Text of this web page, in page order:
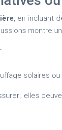
, en incluant
montre
solaires ou
; elles